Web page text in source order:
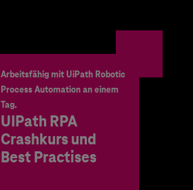
Arbeitsfähig mit UiPath Robotic
Process Automation an einem
Tag.
UIPath RPA
Crashkurs und
Best Practises